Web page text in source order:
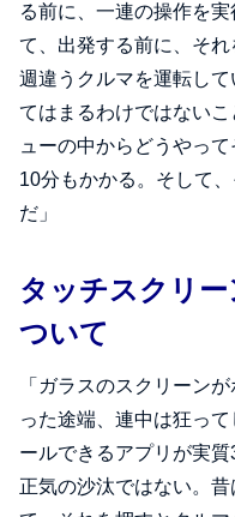
る前に、一連の操作を
て、出発する前に、そ
週違うクルマを運転し
てはまるわけではない
ューの中からどうやっ
10分もかかる。そして
だ」
タッチスクリ
ついて
「ガラスのスクリーン
った途端、連中は狂っ
ールできるアプリが実
正気の沙汰ではない。